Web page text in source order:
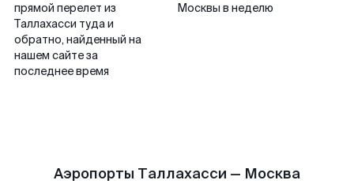
прямой перелет из
Таллахасси туда и
обратно, найденный на
нашем сайте за
последнее время
Москвы в неделю
Аэропорты Таллахасси — Москва